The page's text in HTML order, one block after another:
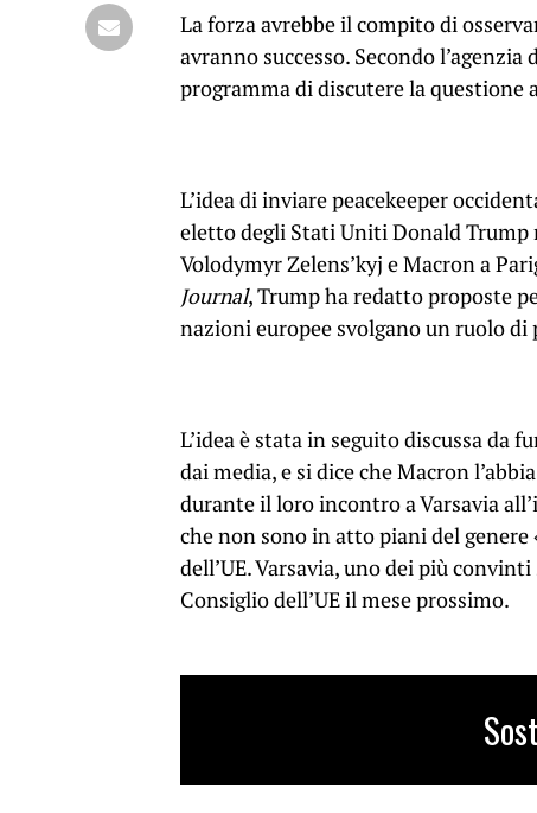
La forza avrebbe il compito di
avranno successo. Secondo
programma di discutere la questione
L’idea di inviare peacekeeper
eletto degli Stati Uniti Donald Trump
Volodymyr Zelens’kyj e Macron a
Journal, Trump ha redatto proposte
nazioni europee svolgano un ruolo
L’idea è stata in seguito discussa
dai media, e si dice che Macron
durante il loro incontro a Varsavia
che non sono in atto piani del
dell’UE. Varsavia, uno dei più
Consiglio dell’UE il mese prossimo.